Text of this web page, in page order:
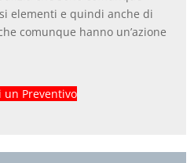
elementi e quindi anche di
comunque hanno un’azione
un Preventivo